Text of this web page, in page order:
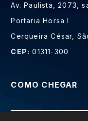
Av. Paulista, 2073,
Portaria Horsa I
Cerqueira César,
CEP: 01311-300
COMO CHEGAR